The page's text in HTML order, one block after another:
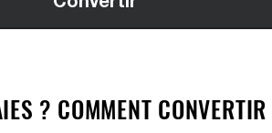
? COMMENT